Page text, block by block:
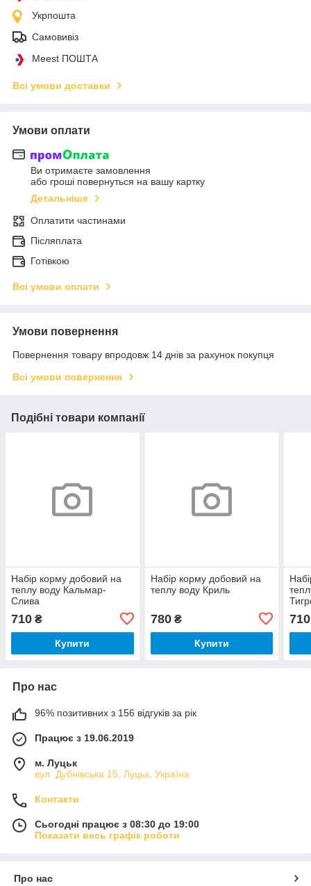
Укрпошта
Самовивіз
Meest ПОШТА
Всі умови доставки
Умови оплати
Ви отримаєте замовлення
або гроші повернуться на вашу картку
Детальніше
Оплатити частинами
Післяплата
Готівкою
Всі умови оплати
Умови повернення
Повернення товару впродовж 14 днів за рахунок покупця
Всі умови повернення
Подібні товари компанії
Набір корму добовий на
теплу воду Кальмар-
Слива
710 ₴
Купити
Набір корму добовий на
теплу воду Криль
780₴
Купити
710
Про нас
96% позитивних з 156 відгуків за рік
Працює з 19.06.2019
м. Луцьк
вул. Дубнівська 15, Луцьк, Україна
Контакти
Сьогодні працює з 08:30 до 19:00
Показати весь графік роботи
Про нас